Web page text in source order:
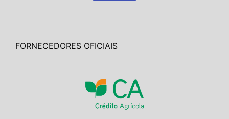
FORNECEDORES OFICIAIS